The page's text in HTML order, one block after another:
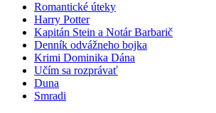
Romantické úteky
Harry Potter
Kapitán Stein a Notár Barbarič
Denník odvážneho bojka
Krimi Dominika Dána
Učím sa rozprávať
Duna
Smradi